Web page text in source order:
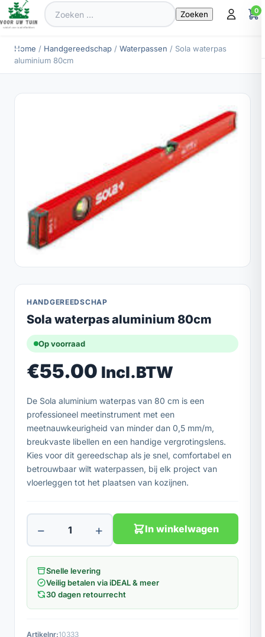
Zoeken
naar:
0
Home / Handgereedschap / Waterpassen / Sola waterpas
aluminium 80cm
HANDGEREEDSCHAP
Sola waterpas aluminium 80cm
Op voorraad
€55.00 Incl.BTW
De Sola aluminium waterpas van 80 cm is een
professioneel meetinstrument met een
meetnauwkeurigheid van minder dan 0,5 mm/m,
breukvaste libellen en een handige vergrotingslens.
Kies voor dit gereedschap als je snel, comfortabel en
betrouwbaar wilt waterpassen, bij elk project van
vloerleggen tot het plaatsen van kozijnen.
− + In winkelwagen
Snelle levering
Veilig betalen via iDEAL & meer
30 dagen retourrecht
Artikelnr:10333